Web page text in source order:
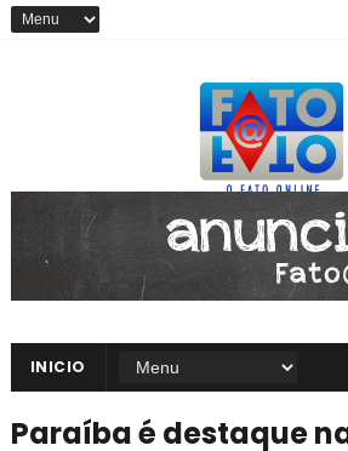
INICIO
Paraíba é destaque